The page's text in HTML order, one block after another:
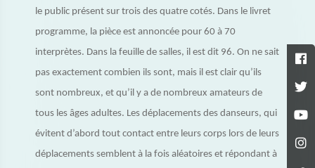
le public présent sur trois des quatre cotés. Dans le livret
programme, la pièce est annoncée pour 60 à 70
interprètes. Dans la feuille de salles, il est dit 96. On ne sait
pas exactement combien ils sont, mais il est clair qu’ils
sont nombreux, et qu’il y a de nombreux amateurs de
tous les âges adultes. Les déplacements des danseurs, qui
évitent d’abord tout contact entre leurs corps lors de leurs
déplacements semblent à la fois aléatoires et répondant à